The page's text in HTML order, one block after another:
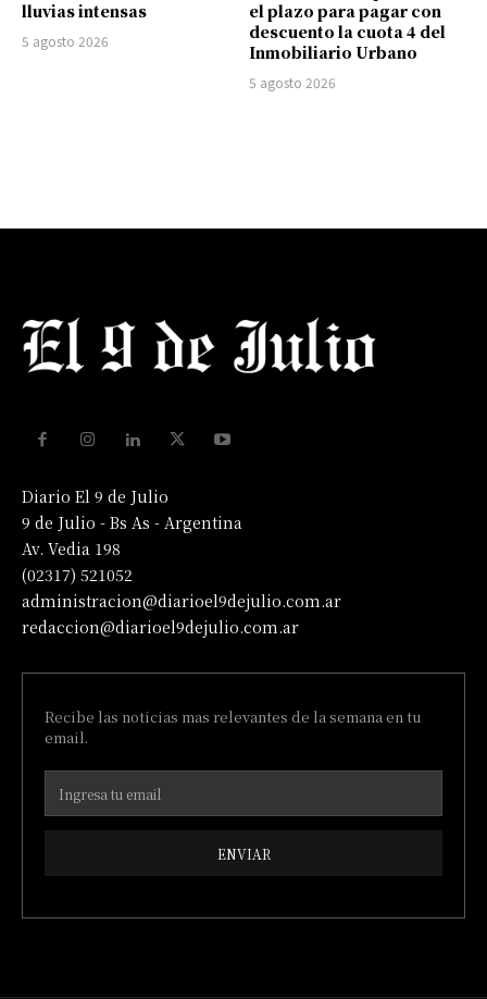
lluvias intensas
5 agosto 2026
el plazo para pagar con
descuento la cuota 4 del
Inmobiliario Urbano
5 agosto 2026
Diario El 9 de Julio
9 de Julio - Bs As - Argentina
Av. Vedia 198
(02317) 521052
administracion@diarioel9dejulio.com.ar
redaccion@diarioel9dejulio.com.ar
Recibe las noticias mas relevantes de la semana en tu
email.
ENVIAR